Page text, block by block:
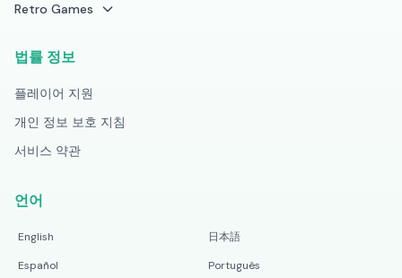
Retro Games
법률 정보
플레이어 지원
개인 정보 보호 지침
서비스 약관
언어
English
日本語
Español
Português